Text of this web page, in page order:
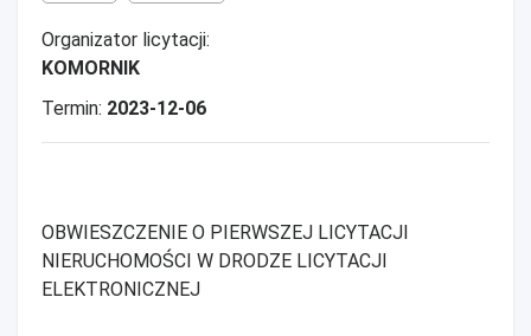
Organizator licytacji:
KOMORNIK
Termin: 2023-12-06
OBWIESZCZENIE O PIERWSZEJ LICYTACJI
NIERUCHOMOŚCI W DRODZE LICYTACJI
ELEKTRONICZNEJ